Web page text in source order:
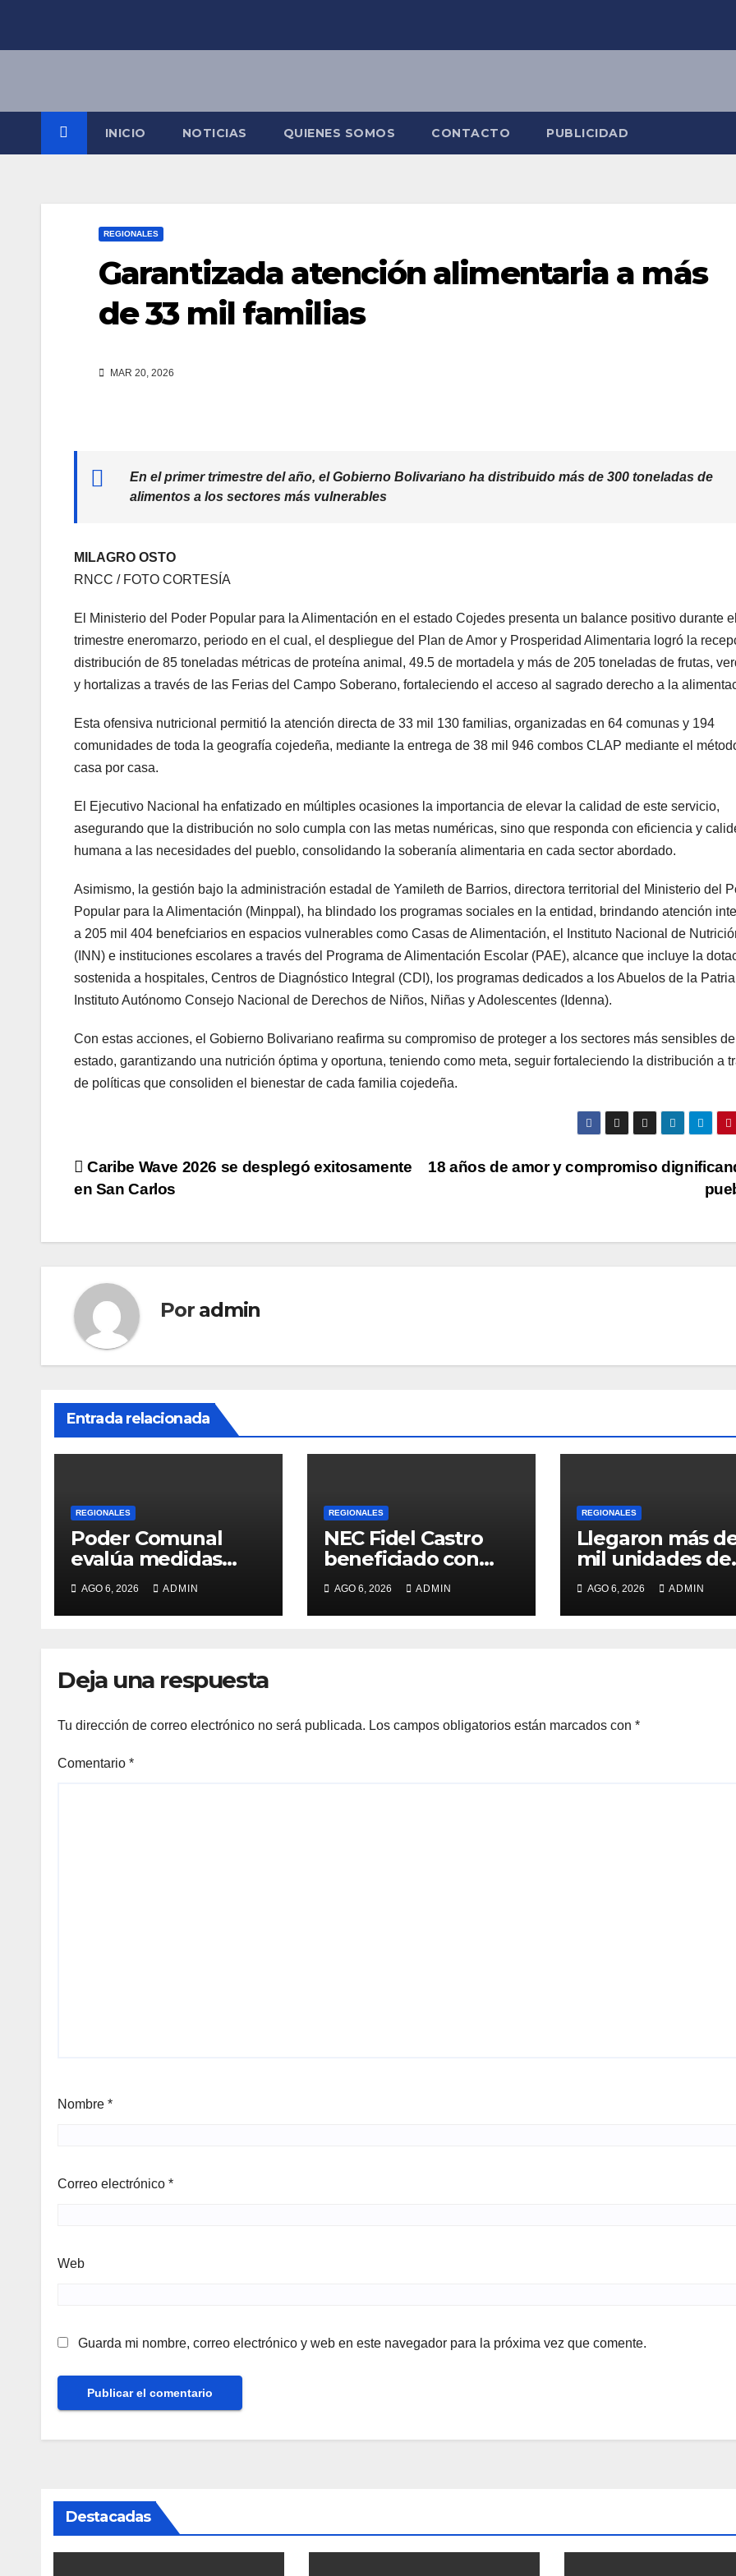
INICIO NOTICIAS QUIENES SOMOS CONTACTO PUBLICIDAD
REGIONALES
Garantizada atención alimentaria a más
de 33 mil familias
MAR 20, 2026
En el primer trimestre del año, el Gobierno Bolivariano ha distribuido más de 300 toneladas de
alimentos a los sectores más vulnerables
MILAGRO OSTO
RNCC / FOTO CORTESÍA
El Ministerio del Poder Popular para la Alimentación en el estado Cojedes presenta un balance positivo durante
trimestre eneromarzo, periodo en el cual, el despliegue del Plan de Amor y Prosperidad Alimentaria logró la
distribución de 85 toneladas métricas de proteína animal, 49.5 de mortadela y más de 205 toneladas de frutas,
y hortalizas a través de las Ferias del Campo Soberano, fortaleciendo el acceso al sagrado derecho a la
Esta ofensiva nutricional permitió la atención directa de 33 mil 130 familias, organizadas en 64 comunas y 194
comunidades de toda la geografía cojedeña, mediante la entrega de 38 mil 946 combos CLAP mediante el
casa por casa.
El Ejecutivo Nacional ha enfatizado en múltiples ocasiones la importancia de elevar la calidad de este servicio,
asegurando que la distribución no solo cumpla con las metas numéricas, sino que responda con eficiencia y
humana a las necesidades del pueblo, consolidando la soberanía alimentaria en cada sector abordado.
Asimismo, la gestión bajo la administración estadal de Yamileth de Barrios, directora territorial del Ministerio del
Popular para la Alimentación (Minppal), ha blindado los programas sociales en la entidad, brindando atención
a 205 mil 404 benefciarios en espacios vulnerables como Casas de Alimentación, el Instituto Nacional de
(INN) e instituciones escolares a través del Programa de Alimentación Escolar (PAE), alcance que incluye la
sostenida a hospitales, Centros de Diagnóstico Integral (CDI), los programas dedicados a los Abuelos de la
Instituto Autónomo Consejo Nacional de Derechos de Niños, Niñas y Adolescentes (Idenna).
Con estas acciones, el Gobierno Bolivariano reafirma su compromiso de proteger a los sectores más sensibles
estado, garantizando una nutrición óptima y oportuna, teniendo como meta, seguir fortaleciendo la distribución a
de políticas que consoliden el bienestar de cada familia cojedeña.
Navegación
entradas
18 años de amor y compromiso
Caribe Wave 2026 se desplegó exitosamente
en San Carlos
Por admin
Entrada relacionada
REGIONALES
Poder Comunal
evalúa medidas
para optimizar
servicio de agua
AGO 6, 2026 ADMIN
REGIONALES
NEC Fidel Castro
beneficiado con
entrega de cilindros
AGO 6, 2026 ADMIN
REGIONALES
Llegaron más
mil unidades de
medicamentos
insumos
AGO 6, 2026 ADMIN
Deja una respuesta
Tu dirección de correo electrónico no será publicada. Los campos obligatorios están marcados con *
Comentario *
Nombre *
Correo electrónico *
Web
Guarda mi nombre, correo electrónico y web en este navegador para la próxima vez que comente.
Destacadas